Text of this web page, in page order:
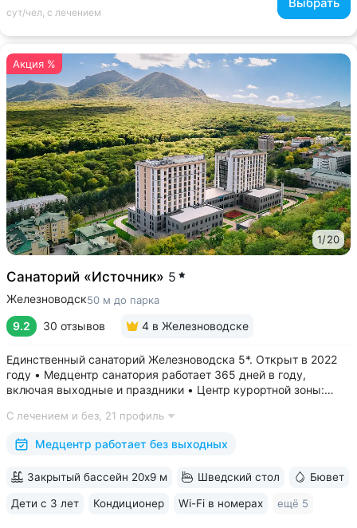
сут/чел, с лечением
Акция %
1/20
Санаторий «Источник» 5
Железноводск50 м до парка
9.2 30 отзывов 4 в Железноводске
Единственный санаторий Железноводска 5*. Открыт в 2022
году • Медцентр санатория работает 365 дней в году,
включая выходные и праздники • Центр курортной зоны:
бюветы «Славяновский» и «Смирновский»,
бальнеогрязелечебница, каскадная...
С лечением и без, 21 профиль
Медцентр работает без выходных
Закрытый бассейн 20х9 м Шведский стол Бювет
Дети с 3 лет Кондиционер Wi-Fi в номерах ещё 5